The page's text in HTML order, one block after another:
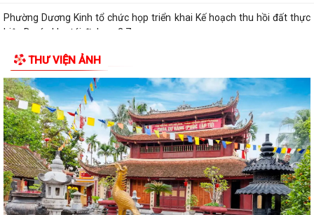
Phường Dương Kinh tổ chức họp triển khai Kế hoạch thu hồi đất thực
hiện Dự án khu tái định cư 2,7...
THƯ VIỆN ẢNH